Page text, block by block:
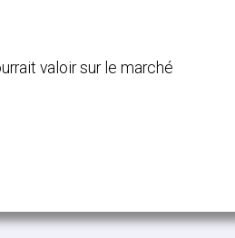
valoir sur le marché